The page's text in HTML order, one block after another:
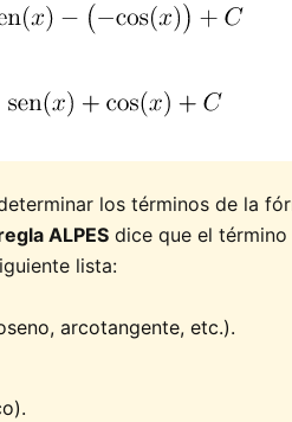
los términos de la
ALPES dice que el término
lista:
arcotangente, etc.).